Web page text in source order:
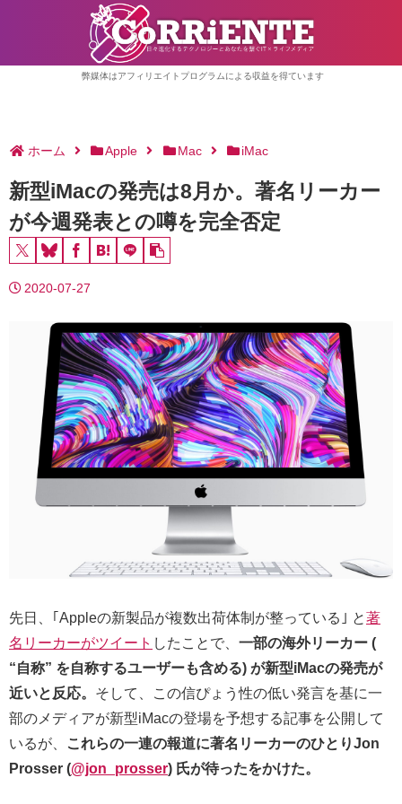
弊媒体はアフィリエイトプログラムによる収益を得ています
ホーム Apple Mac iMac
新型iMacの発売は8月か。著名リーカー
が今週発表との噂を完全否定
2020-07-27
先日、｢Appleの新製品が複数出荷体制が整っている｣ と著
名リーカーがツイート したことで、 一部の海外リーカー (
“自称” を自称するユーザーも含める) が新型iMacの発売が
近いと反応。 そして、この信ぴょう性の低い発言を基に一
部のメディアが新型iMacの登場を予想する記事を公開して
いるが、
これらの一連の報道に著名リーカーのひとりJon
Prosser (@jon_prosser) 氏が待ったをかけた。